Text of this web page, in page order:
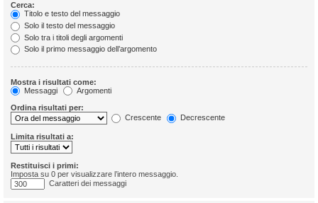
Cerca:
Titolo e testo del messaggio
Solo il testo del messaggio
Solo tra i titoli degli argomenti
Solo il primo messaggio dell’argomento
Mostra i risultati come:
Messaggi
Argomenti
Ordina risultati per:
Crescente
Decrescente
Limita risultati a:
Restituisci i primi:
Imposta su 0 per visualizzare l’intero messaggio.
Caratteri dei messaggi